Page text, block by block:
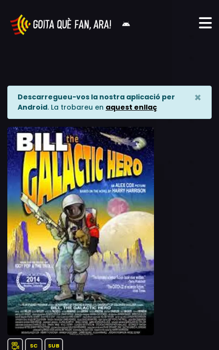
Descarregueu-vos la nostra aplicació per
Android. La trobareu en aquest enllaç
×
SC SUB